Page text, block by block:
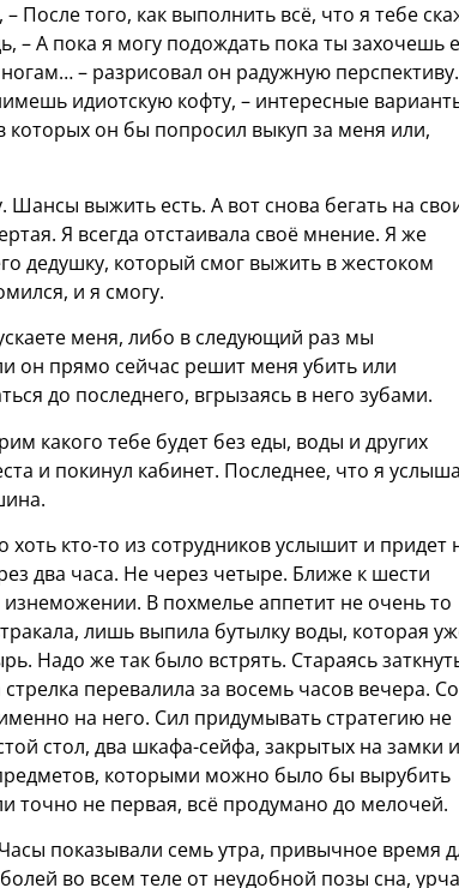
После того, как выполнить всё, что я тебе
– А пока я могу подождать пока ты захочешь
– разрисовал он радужную перспективу.
идиотскую кофту, – интересные
он бы попросил выкуп за меня или,
выжить есть. А вот снова бегать на
Я всегда отстаивала своё мнение. Я же
дедушку, который смог выжить в жестоком
и я смогу.
меня, либо в следующий раз мы
он прямо сейчас решит меня убить или
до последнего, вгрызаясь в него зубами.
какого тебе будет без еды, воды и других
и покинул кабинет. Последнее, что я
хоть кто-то из сотрудников услышит и придет
два часа. Не через четыре. Ближе к шести
В похмелье аппетит не очень то
лишь выпила бутылку воды, которая
Надо же так было встрять. Стараясь
перевалила за восемь часов вечера.
на него. Сил придумывать стратегию не
стол, два шкафа-сейфа, закрытых на замки и
которыми можно было бы вырубить
точно не первая, всё продумано до мелочей.
показывали семь утра, привычное время
во всем теле от неудобной позы сна,